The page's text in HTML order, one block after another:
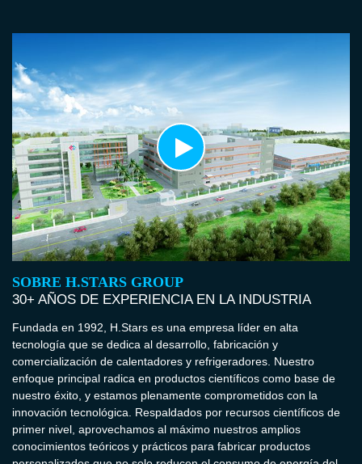
SOBRE H.STARS GROUP
30+ AÑOS DE EXPERIENCIA EN LA INDUSTRIA
Fundada en 1992, H.Stars es una empresa líder en alta
tecnología que se dedica al desarrollo, fabricación y
comercialización de calentadores y refrigeradores. Nuestro
enfoque principal radica en productos científicos como base de
nuestro éxito, y estamos plenamente comprometidos con la
innovación tecnológica. Respaldados por recursos científicos de
primer nivel, aprovechamos al máximo nuestros amplios
conocimientos teóricos y prácticos para fabricar productos